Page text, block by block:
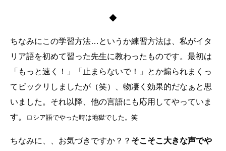
◆
ちなみにこの学習方法…というか練習方法は、私がイタ
リア語を初めて習った先生に教わったものです。最初は
「もっと速く！」「止まらないで！」とか煽られまくっ
てビックリしましたが（笑）、物凄く効果的だなぁと思
いました。それ以降、他の言語にも応用してやっていま
す。
ロシア語でやった時は地獄でした。笑
ちなみに、、お気づきですか？？ そこそこ大きな声でや